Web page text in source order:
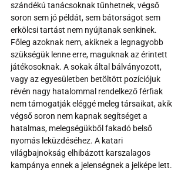
szándékú tanácsoknak tűnhetnek, végső
soron sem jó példát, sem bátorságot sem
erkölcsi tartást nem nyújtanak senkinek.
Főleg azoknak nem, akiknek a legnagyobb
szükségük lenne erre, maguknak az érintett
játékosoknak. A sokak által bálványozott,
vagy az egyesületben betöltött pozíciójuk
révén nagy hatalommal rendelkező férfiak
nem támogatják eléggé meleg társaikat, akik
végső soron nem kapnak segítséget a
hatalmas, melegségükből fakadó belső
nyomás leküzdéséhez. A katari
világbajnokság elhibázott karszalagos
kampánya ennek a jelenségnek a jelképe lett.